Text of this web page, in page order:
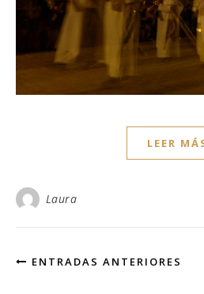
LEER
Laura
ENTRADAS ANTERIORES